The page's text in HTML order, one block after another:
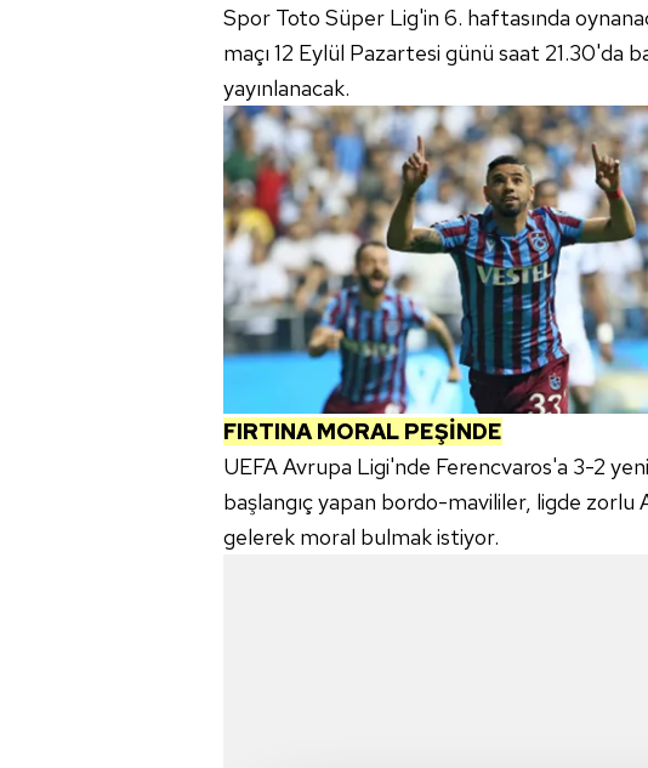
Spor Toto Süper Lig'in 6. haftasında
maçı 12 Eylül Pazartesi günü saat 21.30'da
yayınlanacak.
FIRTINA MORAL PEŞİNDE
UEFA Avrupa Ligi'nde Ferencvaros'a 3-2
başlangıç yapan bordo-mavililer, ligde zorlu
gelerek moral bulmak istiyor.